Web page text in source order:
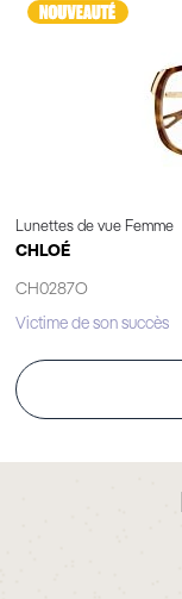
Lunettes de vue Femme
CHLOÉ
CH0287O
Victime de son succès